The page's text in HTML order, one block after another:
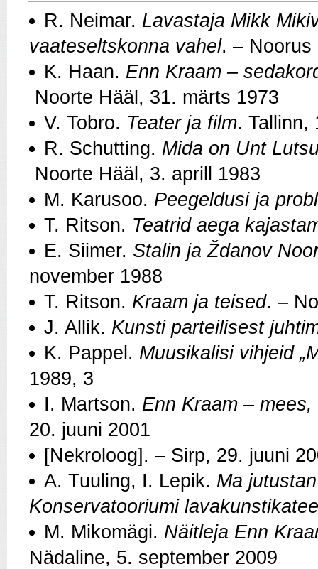
R. Neimar. Lavastaja Mikk
vaateseltskonna vahel. – Noorus
K. Haan. Enn Kraam –
Noorte Hääl, 31. märts 1973
V. Tobro. Teater ja film. Tallinn,
R. Schutting. Mida on Unt
Noorte Hääl, 3. aprill 1983
M. Karusoo. Peegeldusi ja
T. Ritson. Teatrid aega
E. Siimer. Stalin ja Ždanov
november 1988
T. Ritson. Kraam ja teised. –
J. Allik. Kunsti parteilisest
K. Pappel. Muusikalisi vihjeid
1989, 3
I. Martson. Enn Kraam –
20. juuni 2001
[Nekroloog]. – Sirp, 29. juuni
A. Tuuling, I. Lepik. Ma
Konservatooriumi
M. Mikomägi. Näitleja Enn
Nädaline, 5. september 2009